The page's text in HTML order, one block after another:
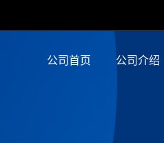
公司首页 公司介绍